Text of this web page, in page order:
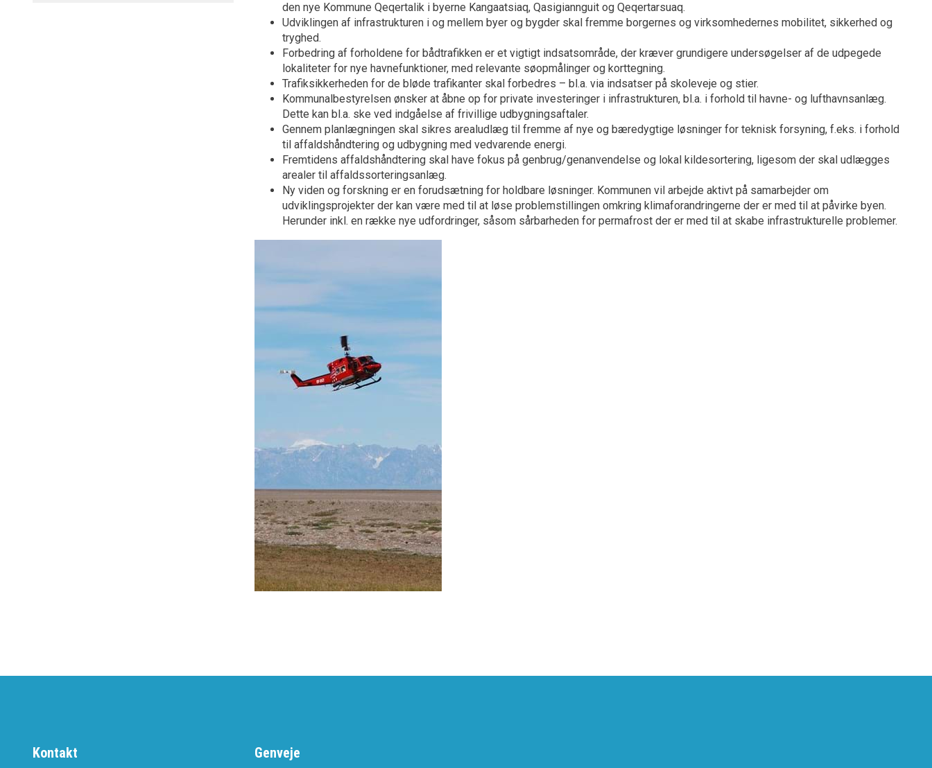
den nye Kommune Qeqertalik i byerne Kangaatsiaq, Qasigiannguit og Qeqertarsuaq.
Udviklingen af infrastrukturen i og mellem byer og bygder skal fremme borgernes og virksomhedernes mobilitet, sikkerhed og
tryghed.
Forbedring af forholdene for bådtrafikken er et vigtigt indsatsområde, der kræver grundigere undersøgelser af de udpegede
lokaliteter for nye havnefunktioner, med relevante søopmålinger og korttegning.
Trafiksikkerheden for de bløde trafikanter skal forbedres – bl.a. via indsatser på skoleveje og stier.
Kommunalbestyrelsen ønsker at åbne op for private investeringer i infrastrukturen, bl.a. i forhold til havne- og lufthavnsanlæg.
Dette kan bl.a. ske ved indgåelse af frivillige udbygningsaftaler.
Gennem planlægningen skal sikres arealudlæg til fremme af nye og bæredygtige løsninger for teknisk forsyning, f.eks. i forhold
til affaldshåndtering og udbygning med vedvarende energi.
Fremtidens affaldshåndtering skal have fokus på genbrug/genanvendelse og lokal kildesortering, ligesom der skal udlægges
arealer til affaldssorteringsanlæg.
Ny viden og forskning er en forudsætning for holdbare løsninger. Kommunen vil arbejde aktivt på samarbejder om
udviklingsprojekter der kan være med til at løse problemstillingen omkring klimaforandringerne der er med til at påvirke byen.
Herunder inkl. en række nye udfordringer, såsom sårbarheden for permafrost der er med til at skabe infrastrukturelle problemer.
Kontakt Genveje